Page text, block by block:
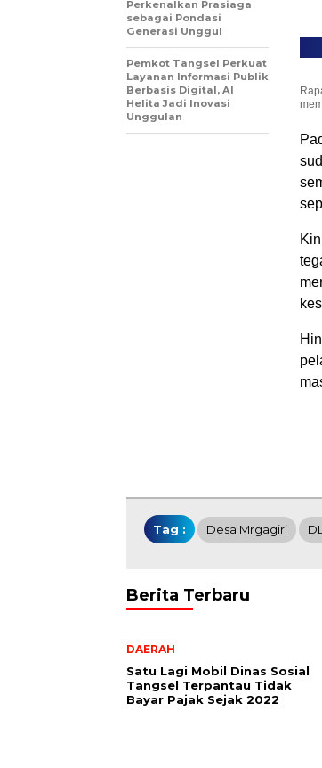
Perkenalkan Prasiaga
sebagai Pondasi
Generasi Unggul
Pemkot Tangsel Perkuat
Layanan Informasi Publik
Berbasis Digital, AI
Helita Jadi Inovasi
Unggulan
Tag : Desa Mrgagiri
Berita Terbaru
DAERAH
Satu Lagi Mobil Dinas Sosial
Tangsel Terpantau Tidak
Bayar Pajak Sejak 2022